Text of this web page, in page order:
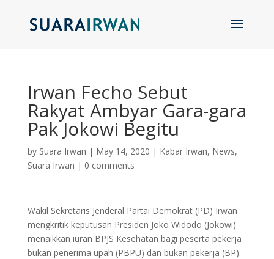
Irwan Fecho Sebut
Rakyat Ambyar Gara-gara
Pak Jokowi Begitu
by Suara Irwan | May 14, 2020 | Kabar Irwan, News,
Suara Irwan | 0 comments
Wakil Sekretaris Jenderal Partai Demokrat (PD) Irwan
mengkritik keputusan Presiden Joko Widodo (Jokowi)
menaikkan iuran BPJS Kesehatan bagi peserta pekerja
bukan penerima upah (PBPU) dan bukan pekerja (BP).